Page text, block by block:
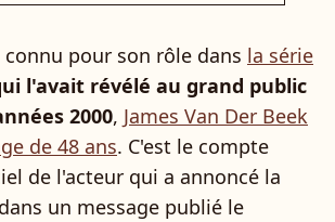
pour son rôle dans la série
l'avait révélé au grand public
2000, James Van Der Beek
de 48 ans. C'est le compte
de l'acteur qui a annoncé la
un message publié le